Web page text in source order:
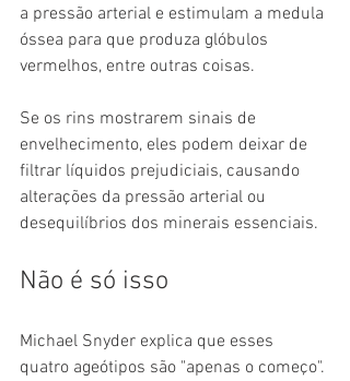
a pressão arterial e estimulam a medula
óssea para que produza glóbulos
vermelhos, entre outras coisas.
Se os rins mostrarem sinais de
envelhecimento, eles podem deixar de
filtrar líquidos prejudiciais, causando
alterações da pressão arterial ou
desequilíbrios dos minerais essenciais.
Não é só isso
Michael Snyder explica que esses
quatro ageótipos são "apenas o começo".